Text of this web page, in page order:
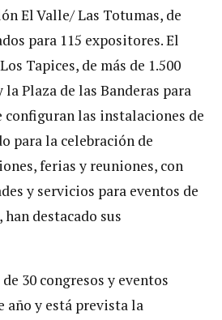
El Valle/ Las Totumas, de
para 115 expositores. El
Tapices, de más de 1.500
Plaza de las Banderas para
las instalaciones de
para la celebración de
ferias y reuniones, con
y servicios para eventos de
destacado sus
30 congresos y eventos
año y está prevista la